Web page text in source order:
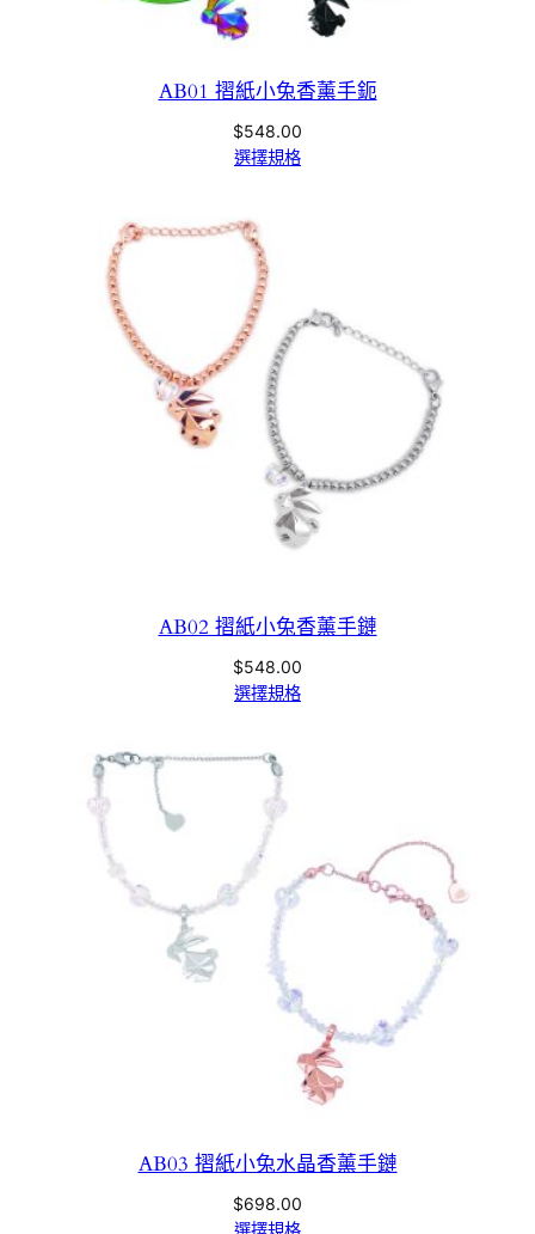
AB01 摺紙小兔香薰手鈪
$548.00
選擇規格
AB02 摺紙小兔香薰手鏈
$548.00
選擇規格
AB03 摺紙小兔水晶香薰手鏈
$698.00
選擇規格